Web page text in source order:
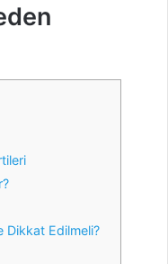
Dikkat Edilmeli?